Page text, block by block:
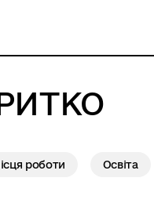
роботи Освіта